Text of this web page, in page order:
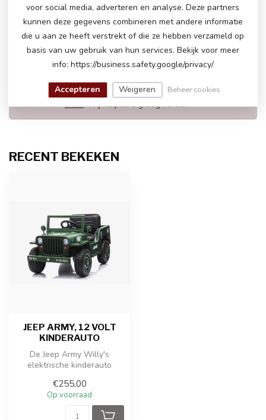
Op voorraad
HEEFT U NOG VRAGEN OVER DIT
PRODUCT!
Neem gerust contact op met onze
klantenservice viainfo@atoys.nl of+31 40 282
7447. Wij helpen u graag verder!
RECENT BEKEKEN
JEEP ARMY, 12 VOLT
KINDERAUTO
De Jeep Army Willy's
elektrische kinderauto
design met...
€255,00
Op voorraad
voor social media, adverteren en analyse. Deze partners
kunnen deze gegevens combineren met andere informatie
die u aan ze heeft verstrekt of die ze hebben verzameld op
basis van uw gebruik van hun services. Bekijk voor meer
info: https://business.safety.google/privacy/
Accepteren Weigeren Beheer cookies